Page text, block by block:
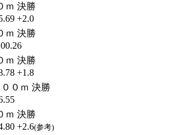
ｍ 決勝
+2.0
ｍ 決勝
ｍ 決勝
+1.8
００ｍ 決勝
ｍ 決勝
+2.6(参考)